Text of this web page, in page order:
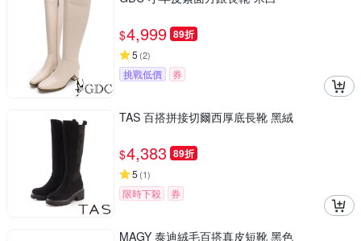
$4,999 89折
5 (2)
挑戰低價 券
TAS 百搭拼接切爾西厚底長靴 黑絨
$4,383 89折
5 (1)
限時下殺 券
MAGY 泰迪絨毛百搭真皮短靴 黑色